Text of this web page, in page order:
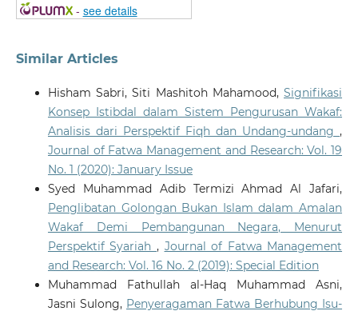
- see details
Similar Articles
Hisham Sabri, Siti Mashitoh Mahamood,Signifikasi
Konsep Istibdal dalam Sistem Pengurusan Wakaf:
Analisis dari Perspektif Fiqh dan Undang-undang,
Journal of Fatwa Management and Research: Vol. 19
No. 1 (2020): January Issue
Syed Muhammad Adib Termizi Ahmad Al Jafari,
Penglibatan Golongan Bukan Islam dalam Amalan
Wakaf Demi Pembangunan Negara, Menurut
Perspektif Syariah , Journal of Fatwa Management
and Research: Vol. 16 No. 2 (2019): Special Edition
Muhammad Fathullah al-Haq Muhammad Asni,
Jasni Sulong, Penyeragaman Fatwa Berhubung Isu-